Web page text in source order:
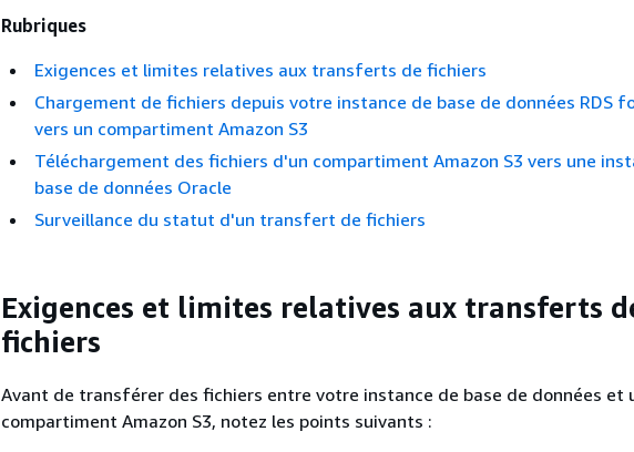
Rubriques
Exigences et limites relatives aux transferts de fichiers
Chargement de fichiers depuis votre instance de base de données RDS
vers un compartiment Amazon S3
Téléchargement des fichiers d'un compartiment Amazon S3 vers une
base de données Oracle
Surveillance du statut d'un transfert de fichiers
Exigences et limites relatives aux transferts
fichiers
Avant de transférer des fichiers entre votre instance de base de données et
compartiment Amazon S3, notez les points suivants :